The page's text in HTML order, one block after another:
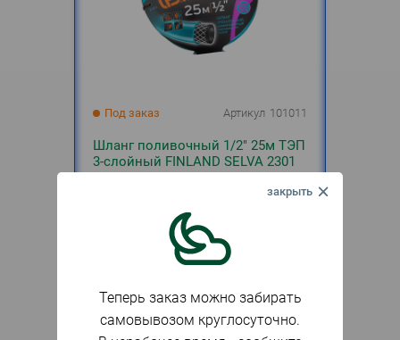
Под заказ Артикул 101011
Шланг поливочный 1/2" 25м ТЭП
3-слойный FINLAND SELVA 2301
Теперь заказ можно забирать
самовывозом круглосуточно.